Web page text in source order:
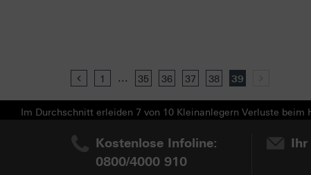
Previous
1 ... 35 36 37 38 39
Im Durchschnitt erleiden 7 von 10 Kleinanlegern Verluste
Kostenlose Infoline:
0800/4000 910
Ihr